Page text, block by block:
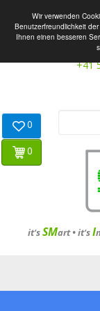
Wir verwenden
Benutzerfreundlichkeit
Ihnen einen besseren
+41
it'sSMart •it'sI
0
0